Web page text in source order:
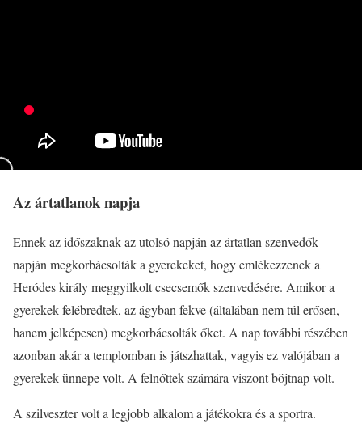
Az ártatlanok napja
Ennek az időszaknak az utolsó napján az ártatlan szenvedők
napján megkorbácsolták a gyerekeket, hogy emlékezzenek a
Heródes király meggyilkolt csecsemők szenvedésére. Amikor a
gyerekek felébredtek, az ágyban fekve (általában nem túl erősen,
hanem jelképesen) megkorbácsolták őket. A nap további részében
azonban akár a templomban is játszhattak, vagyis ez valójában a
gyerekek ünnepe volt. A felnőttek számára viszont böjtnap volt.
A szilveszter volt a legjobb alkalom a játékokra és a sportra.